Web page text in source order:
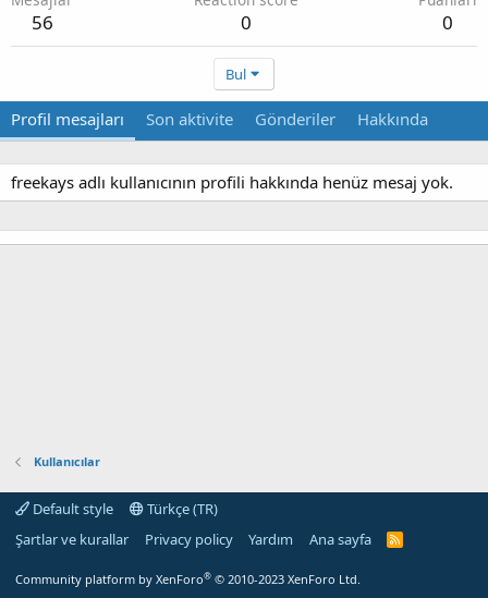
56 0 0
Bul
Profil mesajları Son aktivite Gönderiler Hakkında
freekays adlı kullanıcının profili hakkında henüz mesaj yok.
Kullanıcılar
Default style
Türkçe (TR)
Şartlar ve kurallar
Privacy policy Yardım Ana sayfa
R
Community platform by XenForo® © 2010-2023 XenForo Ltd.